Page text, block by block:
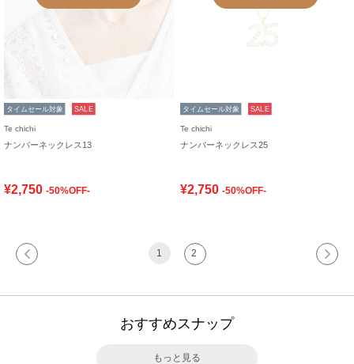
タイムセール対象 SALE
Te chichi
ナンバーネックレス13
¥2,750 -50%OFF-
タイムセール対象 SALE
Te chichi
ナンバーネックレス25
¥2,750 -50%OFF-
1 2
おすすめスナップ
もっと見る